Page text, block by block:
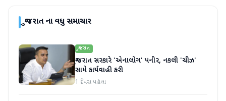
ગુજરાતના વધુ સમાચાર
ગુજરાત
ગુજરાત સરકારે 'એનાલોગ' પનીર, નકલી 'ચીઝ'
સામે કાર્યવાહી કરી
1 દિવસ પહેલા